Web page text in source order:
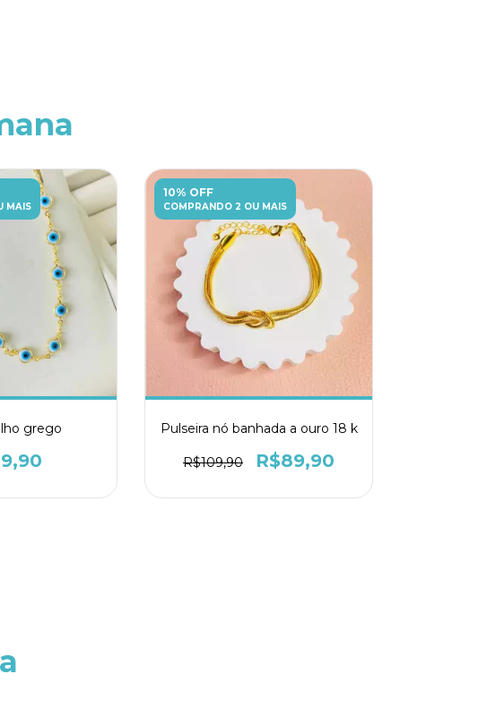
MAIS
grego
10% OFF
COMPRANDO 2 OU MAIS
Pulseira nó banhada a ouro 18 k
R$109,90 R$89,90